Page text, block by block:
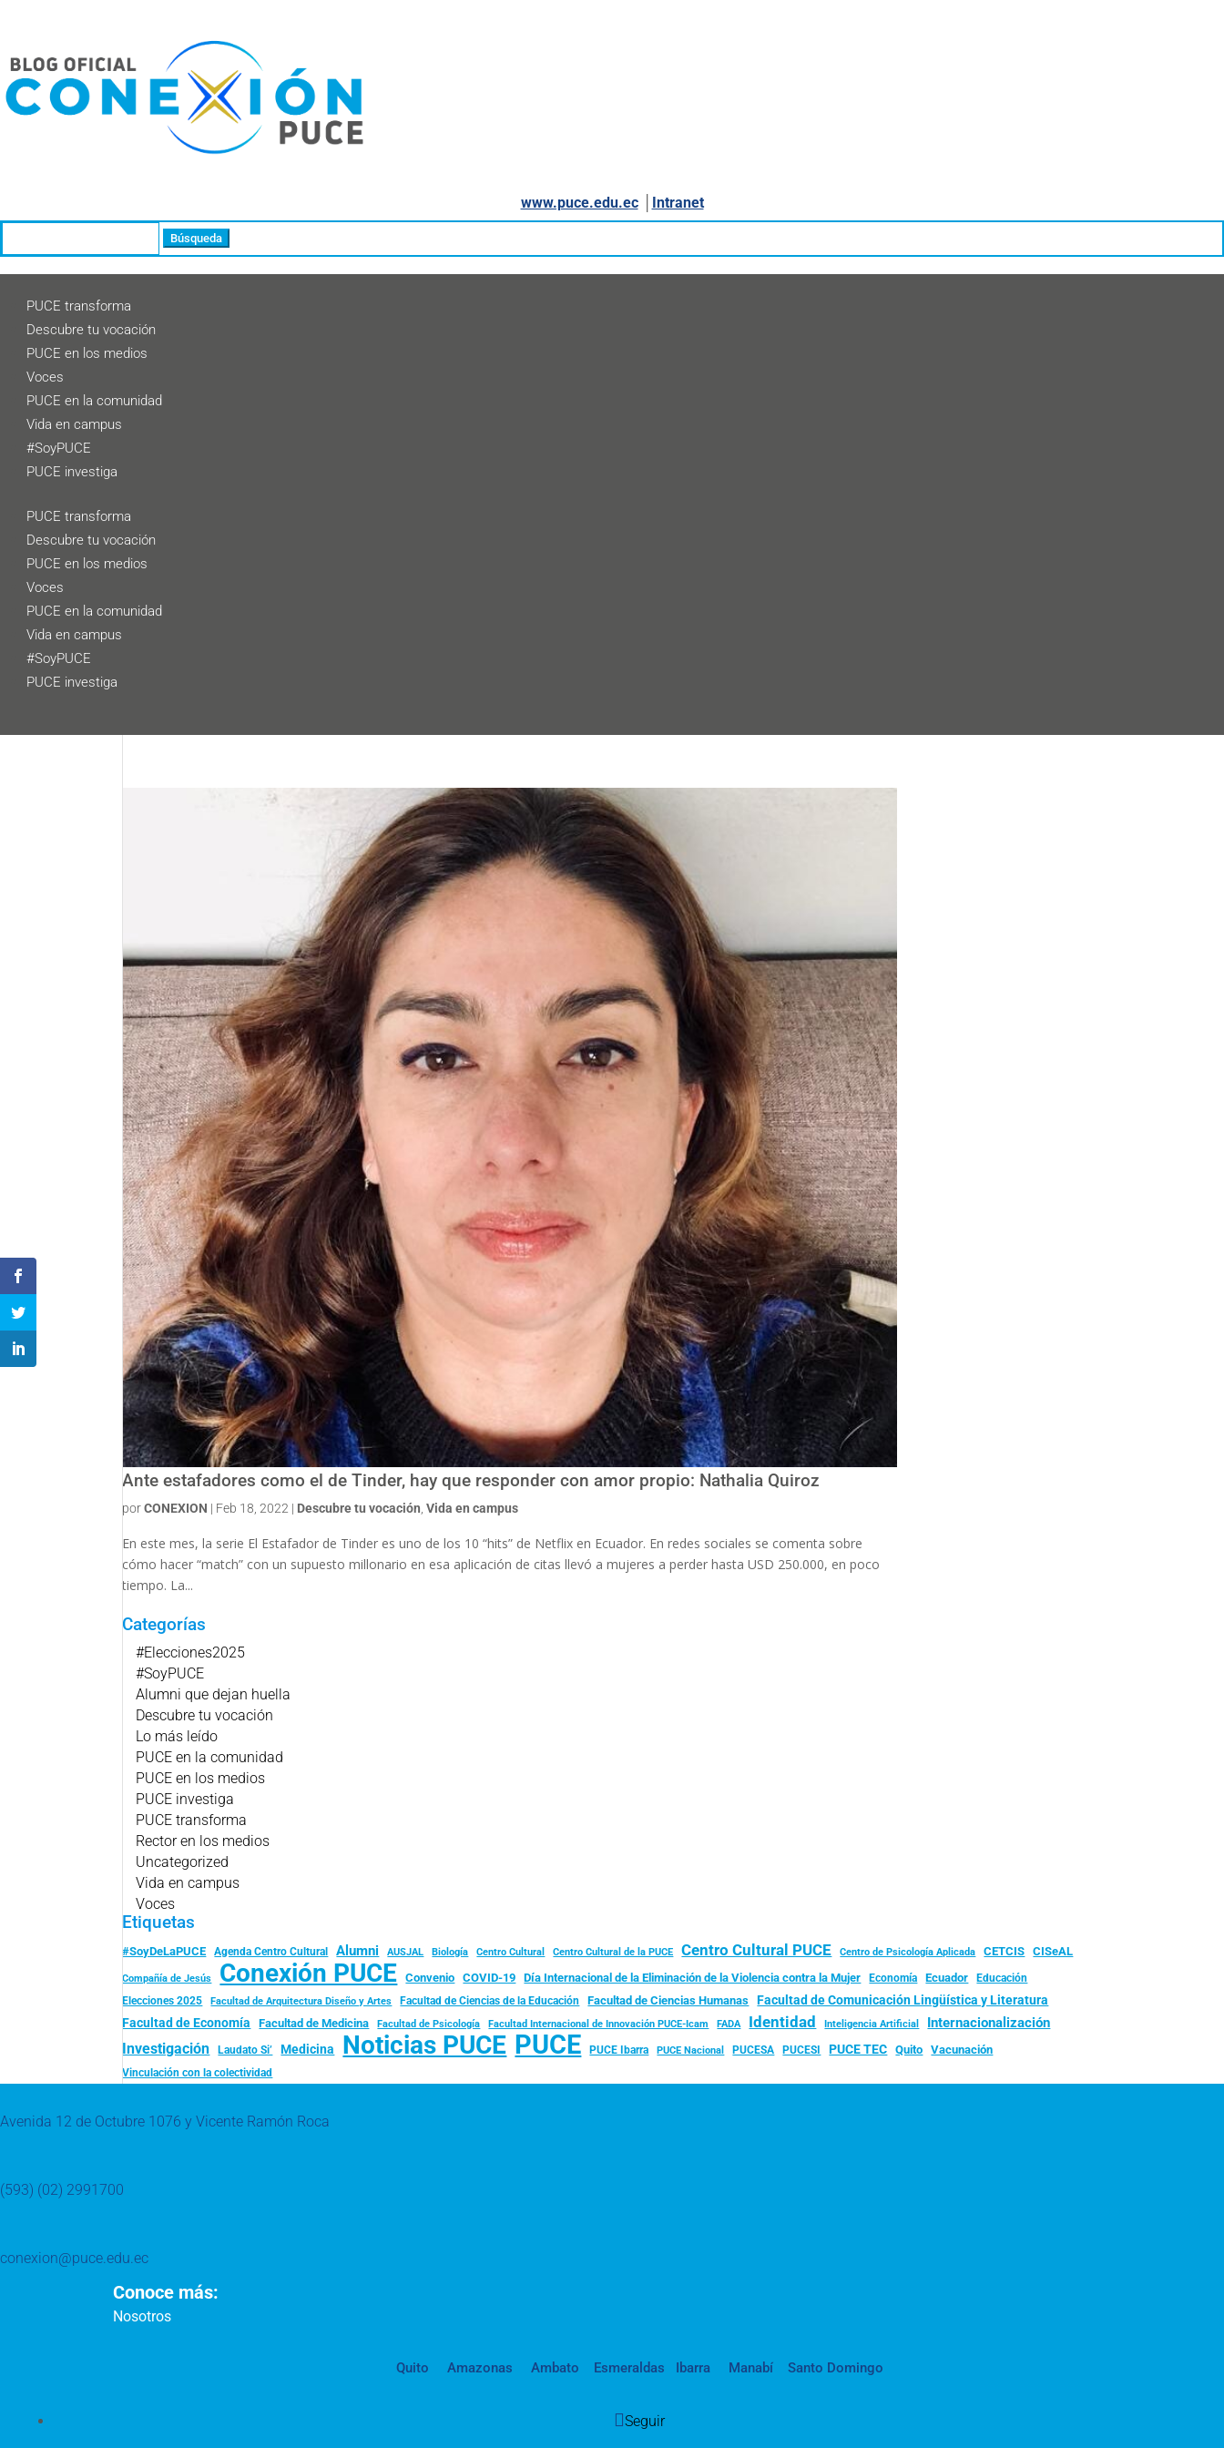
www.puce.edu.ec│ Intranet
PUCE transforma
Descubre tu vocación
PUCE en los medios
Voces
PUCE en la comunidad
Vida en campus
#SoyPUCE
PUCE investiga
PUCE transforma
Descubre tu vocación
PUCE en los medios
Voces
PUCE en la comunidad
Vida en campus
#SoyPUCE
PUCE investiga
Ante estafadores como el de Tinder, hay que responder con amor propio: Nathalia Quiroz
porCONEXION | Feb 18, 2022 | Descubre tu vocación,Vida en campus
En este mes, la serie El Estafador de Tinder es uno de los 10 “hits” de Netflix en Ecuador. En redes sociales se comenta sobre
cómo hacer “match” con un supuesto millonario en esa aplicación de citas llevó a mujeres a perder hasta USD 250.000, en poco
tiempo. La...
Categorías
#Elecciones2025
#SoyPUCE
Alumni que dejan huella
Descubre tu vocación
Lo más leído
PUCE en la comunidad
PUCE en los medios
PUCE investiga
PUCE transforma
Rector en los medios
Uncategorized
Vida en campus
Voces
Etiquetas
#SoyDeLaPUCE Agenda Centro Cultural Alumni AUSJAL Biología Centro Cultural Centro Cultural de la PUCE Centro Cultural PUCE Centro de Psicología Aplicada CETCIS CISeAL
Compañía de Jesús Conexión PUCE Convenio COVID-19 Día Internacional de la Eliminación de la Violencia contra la Mujer Economía Ecuador
Educación
Elecciones 2025
Facultad de Arquitectura Diseño y Artes Facultad de Ciencias de la Educación Facultad de Ciencias Humanas Facultad de Comunicación Lingüística y Literatura
Facultad de Economía Facultad de Medicina Facultad de Psicología Facultad Internacional de Innovación PUCE-Icam FADA Identidad Inteligencia Artificial Internacionalización
Investigación Laudato Si’ Medicina Noticias PUCE PUCE PUCE Ibarra PUCE Nacional PUCESA PUCESI PUCE TEC Quito Vacunación
Vinculación con la colectividad
Avenida 12 de Octubre 1076 y Vicente Ramón Roca
(593) (02) 2991700
conexion@puce.edu.ec
Conoce más:
Nosotros
Quito Amazonas Ambato Esmeraldas Ibarra Manabí Santo Domingo
Seguir